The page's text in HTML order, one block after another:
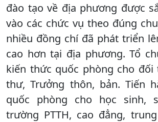
đào tạo về địa phương được
vào các chức vụ theo đúng
nhiều đồng chí đã phát triển
cao hơn tại địa phương. Tổ
kiến thức quốc phòng cho đối
thư, Trưởng thôn, bản. Tiến
quốc phòng cho học sinh,
trường PTTH, cao đẳng,